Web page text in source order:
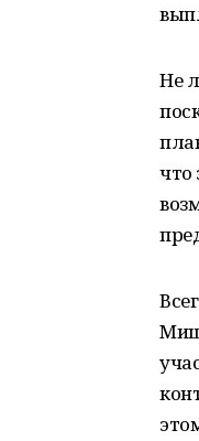
Не
что